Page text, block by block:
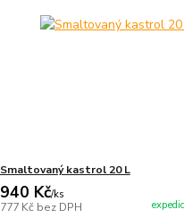
Smaltovaný kastrol 20 L
940 Kč/ks
777 Kč bez DPH